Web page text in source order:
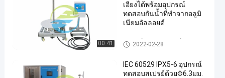
การเข้า
2020-
07-16
คุยตอนนี้
แบ่งปัน
ทดสอบ
00:41
เอียงได้พร้อมอุปกรณ์
ทดสอบกันน้ำที่ทำจากอลูมิ
เนียมอัลลอยด์
อุปกรณ์ทดสอบอุปกรณ์ป้องกันกา
รเข้า
2022-02-28
IEC 60529 IPX5-6 อุปกรณ์
ทดสอบสเปรย์ด้วยΦ6.3มม.